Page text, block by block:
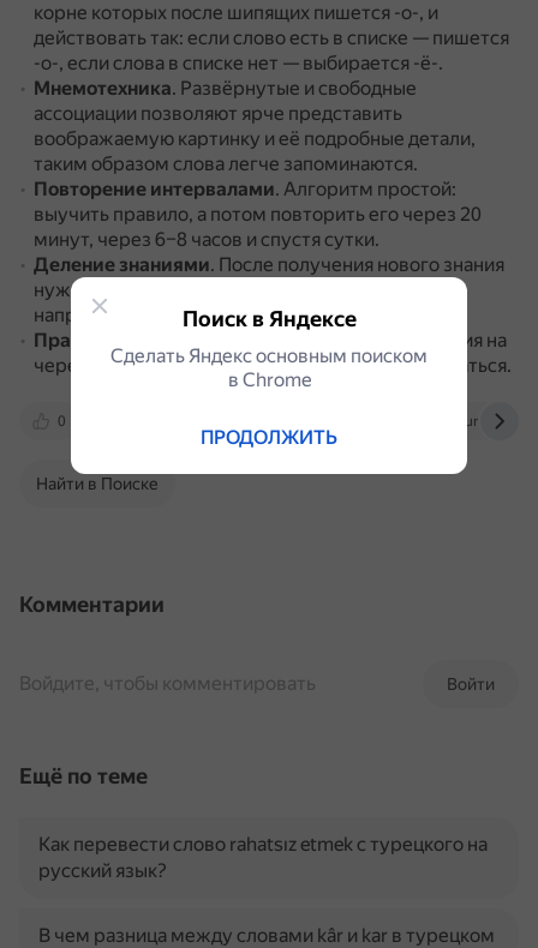
корне которых после шипящих пишется -о-, и
действовать так: если слово есть в списке — пишется
-о-, если слова в списке нет — выбирается -ё-.
Мнемотехника. Развёрнутые и свободные
ассоциации позволяют ярче представить
воображаемую картинку и её подробные детали,
таким образом слова легче запоминаются.
Повторение интервалами. Алгоритм простой:
выучить правило, а потом повторить его через 20
минут, через 6–8 часов и спустя сутки.
Деление знаниями. После получения нового знания
нужно тут же использовать его на практике,
например, рассказать кому-нибудь.
Практика
Можно найти в интернете упражнения на
чередование гласных в корнях слов и тренироваться.
0 infourok.ru
Найти в Поиске
Комментарии
Войти
Войдите, чтобы комментировать
Ещё по теме
Как перевести слово rahatsız etmek с турецкого на
русский язык?
В чем разница между словами kâr и kar в турецком
Поиск в Яндексе
Сделать Яндекс основным поиском
в Сhrome
ПРОДОЛЖИТЬ